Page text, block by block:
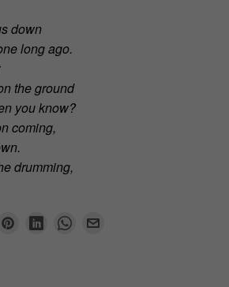
down
long ago.
the ground
you know?
coming,
drumming,